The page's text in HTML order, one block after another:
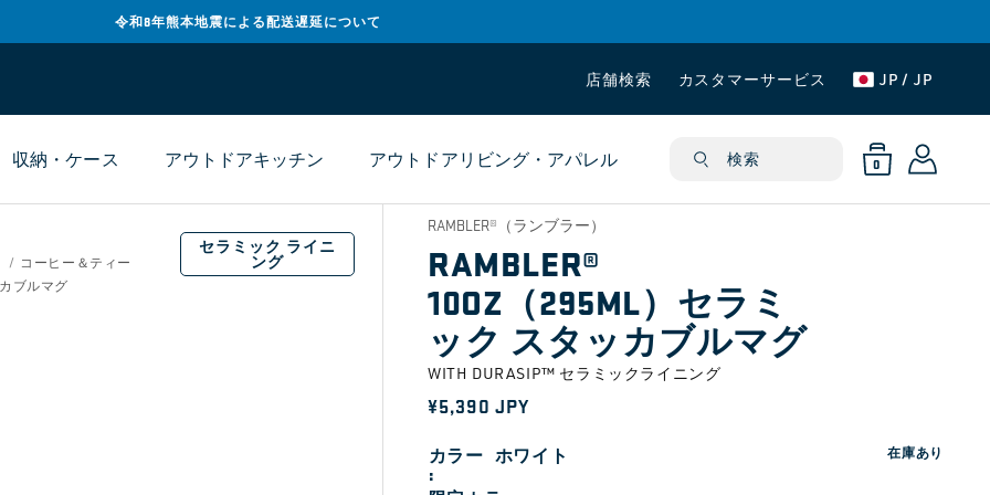
令和8年熊本地震による配送遅延について
店舗検索 カスタマーサービス JP / JP
収納・ケース アウトドアキッチン アウトドアリビング・アパレル 検索
ー
0
の
ア
イ
ム
ロ
グ
イ
ン
コーヒー＆ティー
ブルマグ
セラミック ライニ
ング
RAMBLER®（ランブラー）
RAMBLER®
10OZ（295ML）セラミ
ック スタッカブルマグ
WITH DURASIP™ セラミックライニング
通
常
価
¥5,390 JPY
カラー ホワイト 在庫あり